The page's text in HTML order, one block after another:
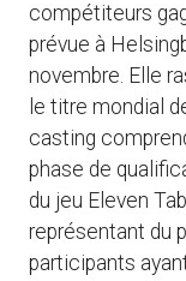
compétiteurs
prévue à
novembre. Elle
le titre mondial
casting
phase de
du jeu Eleven
représentant du
participants